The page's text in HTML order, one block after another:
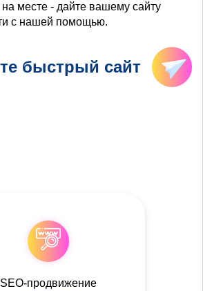
месте - дайте вашему сайту
с нашей помощью.
быстрый сайт
SEO-продвижение